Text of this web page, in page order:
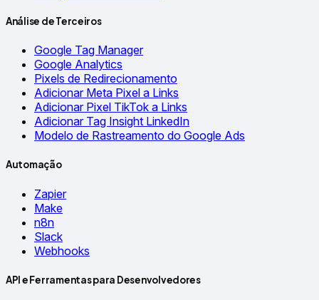
Análise de Terceiros
Google Tag Manager
Google Analytics
Pixels de Redirecionamento
Adicionar Meta Pixel a Links
Adicionar Pixel TikTok a Links
Adicionar Tag Insight LinkedIn
Modelo de Rastreamento do Google Ads
Automação
Zapier
Make
n8n
Slack
Webhooks
API e Ferramentas para Desenvolvedores